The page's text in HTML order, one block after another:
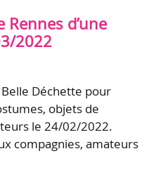
Rennes d’une
2022
Belle Déchette pour
objets de
le 24/02/2022.
compagnies, amateurs